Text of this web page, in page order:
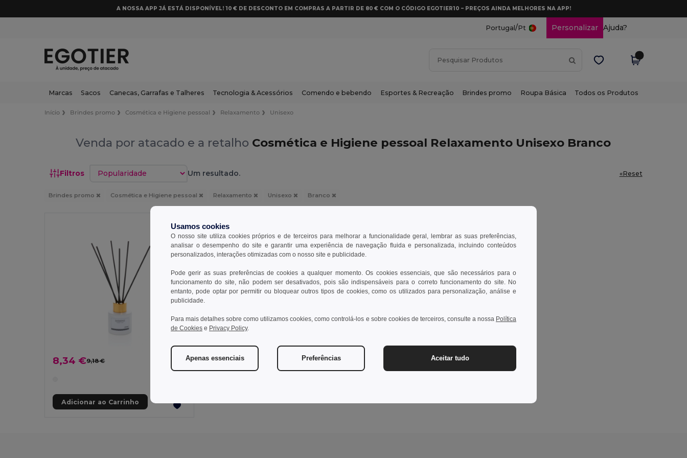
A NOSSA APP JÁ ESTÁ DISPONÍVEL! 10 € DE DESCONTO EM COMPRAS A PARTIR DE 80 € COM O CÓDIGO EGOTIER10 – PREÇOS AINDA MELHORES NA APP!
Portugal /Pt Personalizar Ajuda?
Marcas Sacos Canecas, Garrafas e Talheres Tecnologia & Acessórios Comendo e bebendo Esportes & Recreação Brindes promo Roupa Básica Todos os Produtos
Início Brindes promo Cosmética e Higiene pessoal Relaxamento Unisexo
Venda por atacado e a retalho Cosmética e Higiene pessoal Relaxamento Unisexo Branco
Filtros Classificar por Um resultado. «Reset
Brindes promo Cosmética e Higiene pessoal Relaxamento Unisexo Branco
8,34 €9,18 €
Adicionar ao Carrinho
Usamos cookies
O nosso site utiliza cookies próprios e de terceiros para melhorar a funcionalidade geral, lembrar as suas preferências,
analisar o desempenho do site e garantir uma experiência de navegação fluida e personalizada, incluindo conteúdos
personalizados, interações otimizadas com o nosso site e publicidade.
Pode gerir as suas preferências de cookies a qualquer momento. Os cookies essenciais, que são necessários para o
funcionamento do site, não podem ser desativados, pois são indispensáveis para o correto funcionamento do site. No
entanto, pode optar por permitir ou bloquear outros tipos de cookies, como os utilizados para personalização, análise e
publicidade.
Para mais detalhes sobre como utilizamos cookies, como controlá-los e sobre cookies de terceiros, consulte a nossa Política
de Cookies e Privacy Policy.
Apenas essenciais Preferências Aceitar tudo